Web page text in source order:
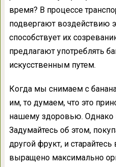
время? В процессе
подвергают воздействию
способствует их
предлагают употреблять
искусственным путем.
Когда мы снимаем с
им, то думаем, что это
нашему здоровью. Однако
Задумайтесь об этом,
другой фрукт, и старайтесь
выращено максимально